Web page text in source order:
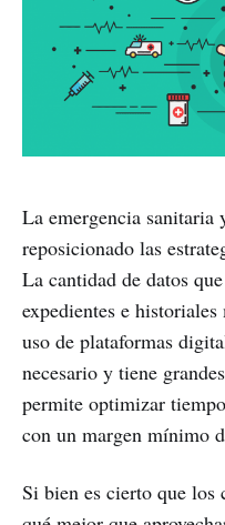
La emergencia sanitaria
reposicionado las
La cantidad de datos
expedientes e
uso de plataformas
necesario y tiene
permite optimizar
con un margen mínimo
Si bien es cierto que los